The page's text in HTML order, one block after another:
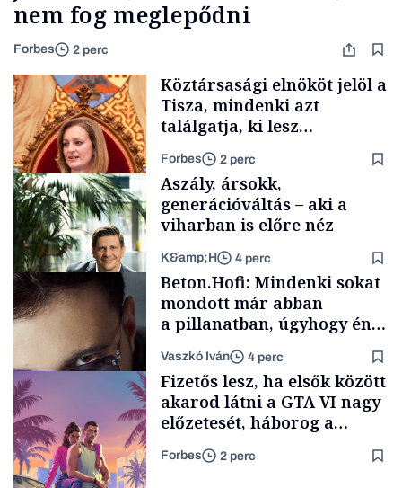
nem fog meglepődni
Forbes 2 perc
Politika
Köztársasági elnököt jelöl a
Tisza, mindenki azt
találgatja, ki lesz
szombaton a befutó –
soroljuk az eddig felmerült
neveket
Forbes 2 perc
TÁMOGATÓI
Aszály, ársokk,
generációváltás – aki a
viharban is előre néz
K&amp;H 4 perc
Forbes-sztori
Beton.Hofi: Mindenki sokat
mondott már abban
a pillanatban, úgyhogy én
a legsarkosabb
gondolataimat akartam
kimondani
Vaszkó Iván 4 perc
Fizetős lesz, ha elsők között
akarod látni a GTA VI nagy
előzetesét, háborog a
gamer közösség
Forbes 2 perc